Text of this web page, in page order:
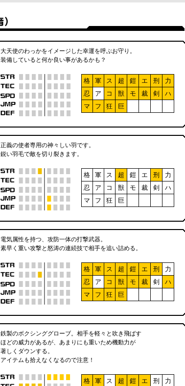
大天使のわっかをイメージした幸運を呼ぶお守り。
装備していると何か良い事があるかも？
格 軍 ス 超 鎧 エ 刑
力
忍
ア コ 獣 モ 裁 剣
ハ
マ
フ 狂 巨
正義の使者専用の神々しい羽です。
鋭い羽毛で敵を切り裂きます。
格 軍 ス 超 鎧 エ 刑
力
忍
ア コ 獣 モ 裁 剣
ハ
マ
フ 狂 巨
電気属性を持つ、攻防一体の打撃武器。
素早く重い攻撃と怒涛の連続技で相手を追い詰める。
格 軍 ス 超 鎧 エ 刑
力
忍
ア コ 獣 モ 裁 剣
ハ
マ
フ 狂 巨
鉄製のボクシンググローブ。相手を軽々と吹き飛ばす
ほどの威力があるが、あまりにも重いため機動力が
著しくダウンする。
アイテムも拾えなくなるので注意！
格 軍 ス 超 鎧 エ 刑
力